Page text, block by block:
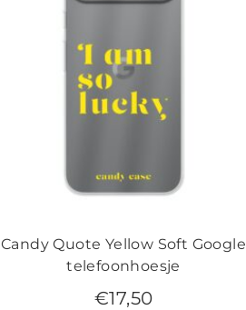
Candy Quote Yellow Soft Google
telefoonhoesje
€17,50